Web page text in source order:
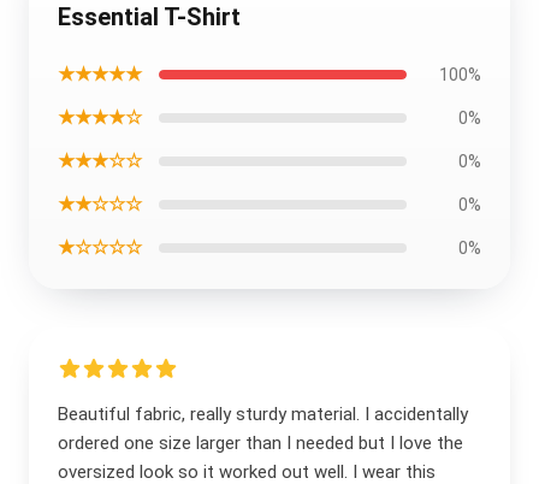
Essential T-Shirt
★★★★★ 100%
★★★★☆ 0%
★★★☆☆ 0%
★★☆☆☆ 0%
★☆☆☆☆ 0%
Beautiful fabric, really sturdy material. I accidentally
ordered one size larger than I needed but I love the
oversized look so it worked out well. I wear this